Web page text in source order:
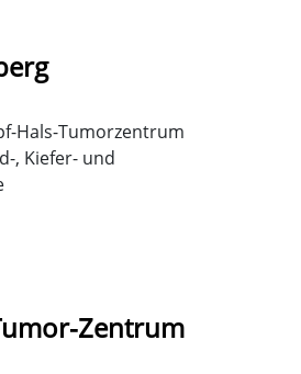
Hals-Tumorzentrum
, Kiefer- und
Zentrum